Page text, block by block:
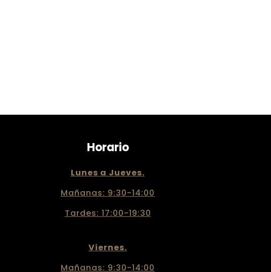
Horario
Lunes a Jueves.
Mañanas: 9:30-14:00
Tardes: 17:00-19:30
Viernes.
Mañanas: 9:30-14:00